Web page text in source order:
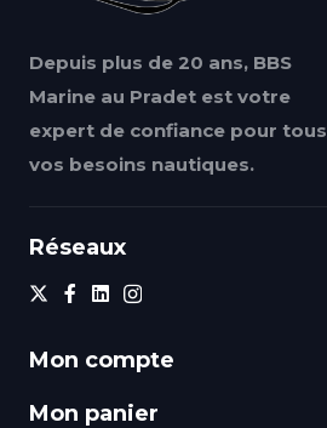
Depuis plus de 20 ans, BBS
Marine au Pradet est votre
expert de confiance pour tous
vos besoins nautiques.
Réseaux
Mon compte
Mon panier